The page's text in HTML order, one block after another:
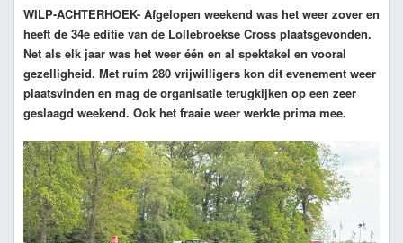
WILP-ACHTERHOEK- Afgelopen weekend was het weer zover en
heeft de 34e editie van de Lollebroekse Cross plaatsgevonden.
Net als elk jaar was het weer één en al spektakel en vooral
gezelligheid. Met ruim 280 vrijwilligers kon dit evenement weer
plaatsvinden en mag de organisatie terugkijken op een zeer
geslaagd weekend. Ook het fraaie weer werkte prima mee.